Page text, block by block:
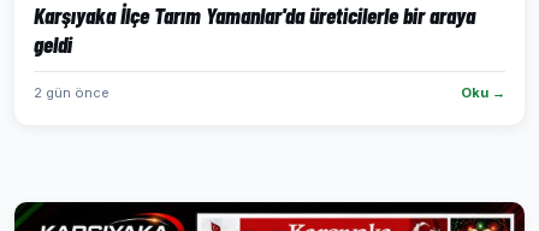
Karşıyaka İlçe Tarım Yamanlar'da üreticilerle bir araya
geldi
2 gün önce Oku →